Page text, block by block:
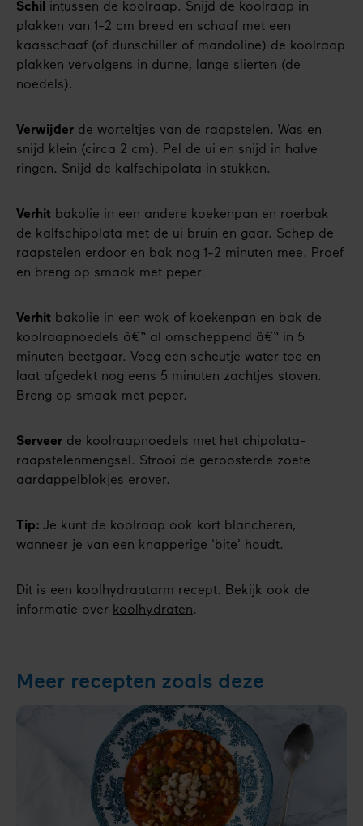
Schil intussen de koolraap. Snijd de koolraap in
plakken van 1-2 cm breed en schaaf met een
kaasschaaf (of dunschiller of mandoline) de koolraap
plakken vervolgens in dunne, lange slierten (de
noedels).
Verwijder de worteltjes van de raapstelen. Was en
snijd klein (circa 2 cm). Pel de ui en snijd in halve
ringen. Snijd de kalfschipolata in stukken.
Verhit bakolie in een andere koekenpan en roerbak
de kalfschipolata met de ui bruin en gaar. Schep de
raapstelen erdoor en bak nog 1-2 minuten mee. Proef
en breng op smaak met peper.
Verhit bakolie in een wok of koekenpan en bak de
koolraapnoedels â€“ al omscheppend â€“ in 5
minuten beetgaar. Voeg een scheutje water toe en
laat afgedekt nog eens 5 minuten zachtjes stoven.
Breng op smaak met peper.
Serveer de koolraapnoedels met het chipolata-
raapstelenmengsel. Strooi de geroosterde zoete
aardappelblokjes erover.
Tip: Je kunt de koolraap ook kort blancheren,
wanneer je van een knapperige 'bite' houdt.
Dit is een koolhydraatarm recept. Bekijk ook de
informatie over koolhydraten.
Meer recepten zoals deze